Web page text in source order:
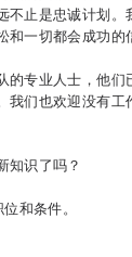
不止是忠诚计划。
和一切都会成功的
的专业人士，他们
我们也欢迎没有工
知识了吗？
和条件。